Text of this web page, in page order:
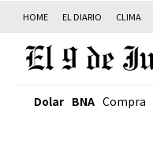
HOME EL DIARIO CLIMA
Dolar BNA Compra